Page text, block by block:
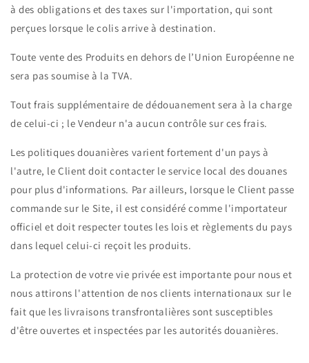
à des obligations et des taxes sur l'importation, qui sont
perçues lorsque le colis arrive à destination.
Toute vente des Produits en dehors de l’Union Européenne ne
sera pas soumise à la TVA.
Tout frais supplémentaire de dédouanement sera à la charge
de celui-ci ; le Vendeur n'a aucun contrôle sur ces frais.
Les politiques douanières varient fortement d'un pays à
l'autre, le Client doit contacter le service local des douanes
pour plus d'informations. Par ailleurs, lorsque le Client passe
commande sur le Site, il est considéré comme l'importateur
officiel et doit respecter toutes les lois et règlements du pays
dans lequel celui-ci reçoit les produits.
La protection de votre vie privée est importante pour nous et
nous attirons l'attention de nos clients internationaux sur le
fait que les livraisons transfrontalières sont susceptibles
d'être ouvertes et inspectées par les autorités douanières.